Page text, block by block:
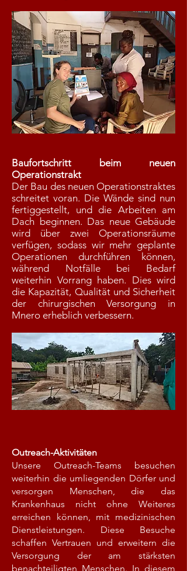
Baufortschritt beim neuen
Operationstrakt
Der Bau des neuen Operationstraktes
schreitet voran. Die Wände sind nun
fertiggestellt, und die Arbeiten am
Dach beginnen. Das neue Gebäude
wird über zwei Operationsräume
verfügen, sodass wir mehr geplante
Operationen durchführen können,
während Notfälle bei Bedarf
weiterhin Vorrang haben. Dies wird
die Kapazität, Qualität und Sicherheit
der chirurgischen Versorgung in
Mnero erheblich verbessern.
Outreach-Aktivitäten
Unsere Outreach-Teams besuchen
weiterhin die umliegenden Dörfer und
versorgen Menschen, die das
Krankenhaus nicht ohne Weiteres
erreichen können, mit medizinischen
Dienstleistungen. Diese Besuche
schaffen Vertrauen und erweitern die
Versorgung der am stärksten
benachteiligten Menschen. In diesem